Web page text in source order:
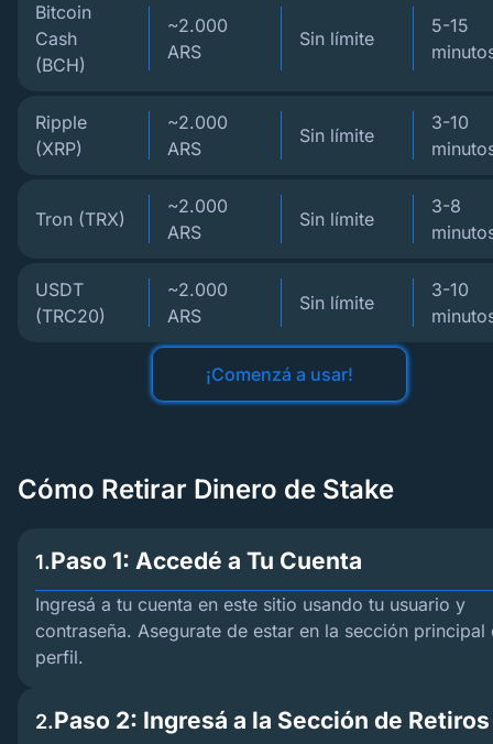
Bitcoin
Cash
(BCH)
~2.000
ARS
Sin límite
5-15
Ripple
(XRP)
~2.000
ARS
Sin límite
3-10
Tron (TRX)
~2.000
ARS
Sin límite
3-8
USDT
(TRC20)
~2.000
ARS
Sin límite
3-10
¡Comenzá a usar!
Cómo Retirar Dinero de Stake
1.Paso 1: Accedé a Tu Cuenta
Ingresá a tu cuenta en este sitio usando tu usuario y
contraseña. Asegurate de estar en la sección principal
perfil.
2.Paso 2: Ingresá a la Sección de Retiros